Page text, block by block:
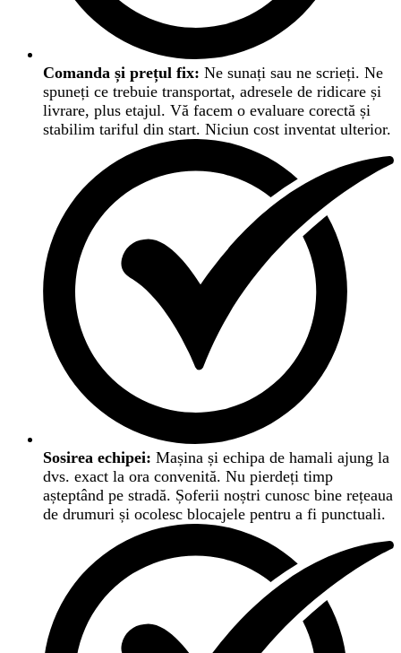
Comanda și prețul fix: Ne sunați sau ne scrieți. Ne
spuneți ce trebuie transportat, adresele de ridicare și
livrare, plus etajul. Vă facem o evaluare corectă și
stabilim tariful din start. Niciun cost inventat ulterior.
Sosirea echipei: Mașina și echipa de hamali ajung la
dvs. exact la ora convenită. Nu pierdeți timp
așteptând pe stradă. Șoferii noștri cunosc bine rețeaua
de drumuri și ocolesc blocajele pentru a fi punctuali.